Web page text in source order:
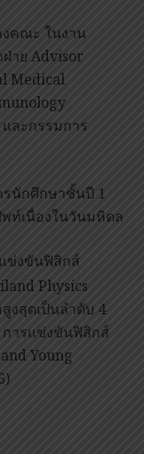
คณะ ในงาน
าย Advisor
Medical
ละกรรมการ
นักศึกษาชั้นปี 1
ท์เนื่องในวันมหิดล
ข่งขันฟิสิกส์
Physics
งสุดเป็นลำดับ 4
การแข่งขันฟิสิกส์
Young